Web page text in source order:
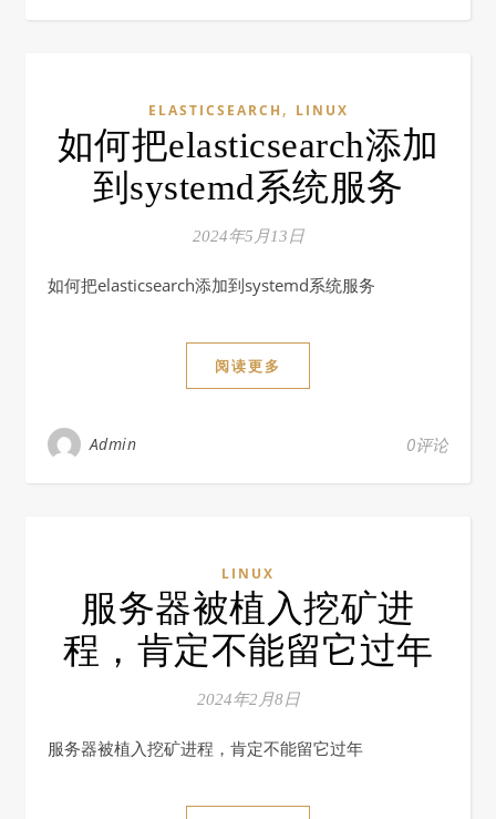
ELASTICSEARCH , LINUX
如何把elasticsearch添加
到systemd系统服务
2024年5月13日
如何把elasticsearch添加到systemd系统服务
阅读更多
Admin 0评论
LINUX
服务器被植入挖矿进
程，肯定不能留它过年
2024年2月8日
服务器被植入挖矿进程，肯定不能留它过年